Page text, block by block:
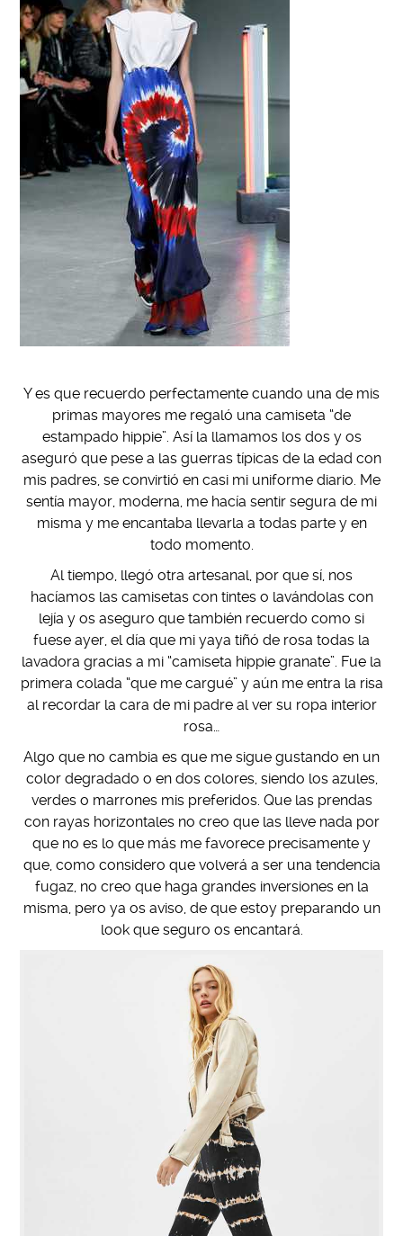
Y es que recuerdo perfectamente cuando una de mis
primas mayores me regaló una camiseta “de
estampado hippie”. Así la llamamos los dos y os
aseguró que pese a las guerras típicas de la edad con
mis padres, se convirtió en casi mi uniforme diario. Me
sentía mayor, moderna, me hacía sentir segura de mi
misma y me encantaba llevarla a todas parte y en
todo momento.
Al tiempo, llegó otra artesanal, por que sí, nos
hacíamos las camisetas con tintes o lavándolas con
lejía y os aseguro que también recuerdo como si
fuese ayer, el día que mi yaya tiñó de rosa todas la
lavadora gracias a mi “camiseta hippie granate”. Fue la
primera colada “que me cargué” y aún me entra la risa
al recordar la cara de mi padre al ver su ropa interior
rosa…
Algo que no cambia es que me sigue gustando en un
color degradado o en dos colores, siendo los azules,
verdes o marrones mis preferidos. Que las prendas
con rayas horizontales no creo que las lleve nada por
que no es lo que más me favorece precisamente y
que, como considero que volverá a ser una tendencia
fugaz, no creo que haga grandes inversiones en la
misma, pero ya os aviso, de que estoy preparando un
look que seguro os encantará.